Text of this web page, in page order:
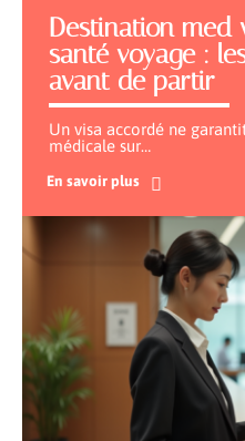
Destination med
santé voyage :
avant de partir
Un visa accordé ne
médicale sur…
En savoir plus